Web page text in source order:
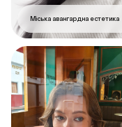
Міська авангардна естетика